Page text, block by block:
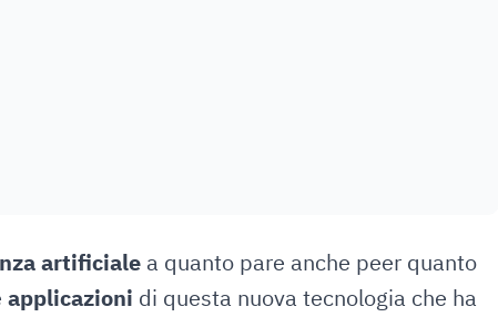
artificiale a quanto pare anche peer quanto
applicazioni di questa nuova tecnologia che ha